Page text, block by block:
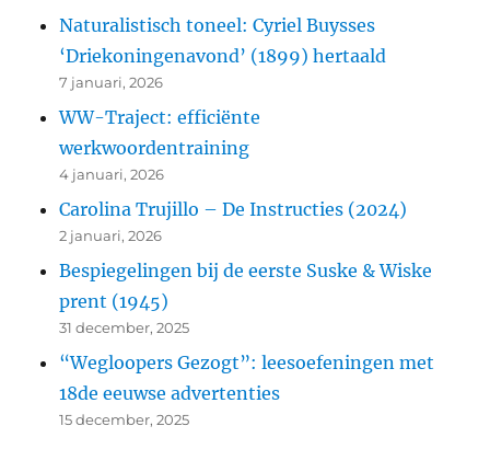
Naturalistisch toneel: Cyriel Buysses
‘Driekoningenavond’ (1899) hertaald
7 januari, 2026
WW-Traject: efficiënte
werkwoordentraining
4 januari, 2026
Carolina Trujillo – De Instructies (2024)
2 januari, 2026
Bespiegelingen bij de eerste Suske & Wiske
prent (1945)
31 december, 2025
“Wegloopers Gezogt”: leesoefeningen met
18de eeuwse advertenties
15 december, 2025